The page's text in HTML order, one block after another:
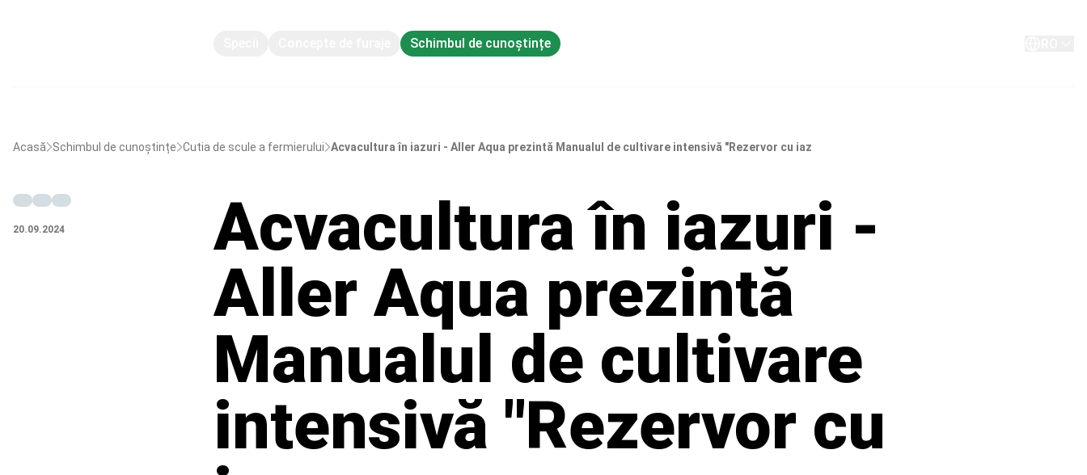
Schimbul de cunoștințe
Acasă Schimbul de cunoștințe Cutia de scule a fermierului Acvacultura în iazuri - Aller Aqua prezintă Manualul de cultivare intensivă "Rezervor cu iaz
20.09.2024
Acvacultura în iazuri -
Aller Aqua prezintă
Manualul de cultivare
intensivă "Rezervor cu